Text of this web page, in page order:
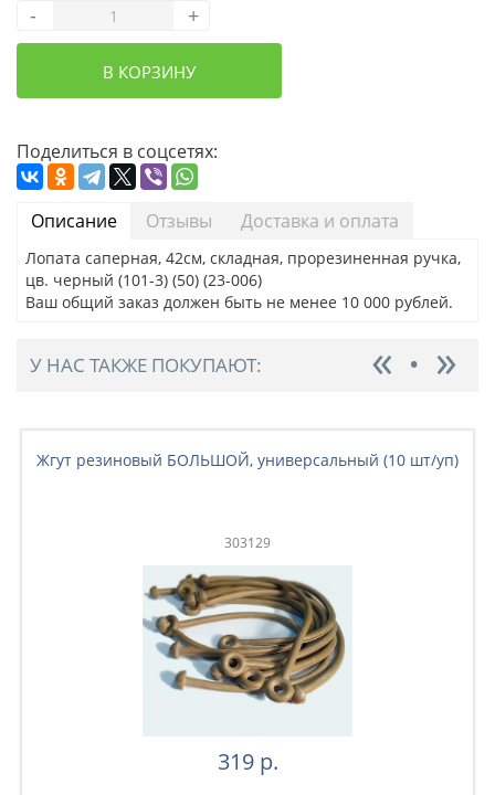
- +
В КОРЗИНУ
Поделиться в соцсетях:
Описание Отзывы Доставка и оплата
Лопата саперная, 42см, складная, прорезиненная ручка,
цв. черный (101-3) (50) (23-006)
Ваш общий заказ должен быть не менее 10 000 рублей.
У НАС ТАКЖЕ ПОКУПАЮТ:
Жгут резиновый БОЛЬШОЙ, универсальный (10 шт/уп)
303129
319 р.